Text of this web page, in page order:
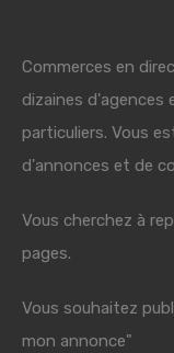
Commerces en
dizaines d'agences
particuliers. Vous
d'annonces et de
Vous cherchez à
pages.
Vous souhaitez
mon annonce"